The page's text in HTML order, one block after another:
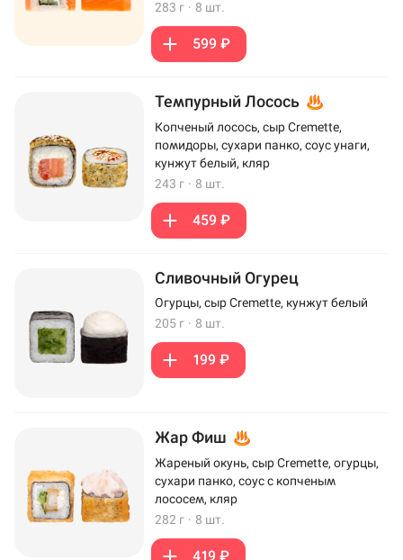
283 г · 8 шт.
599 ₽
Темпурный Лосось
Копченый лосось, сыр Cremette,
помидоры, сухари панко, соус унаги,
кунжут белый, кляр
243 г · 8 шт.
459 ₽
Сливочный Огурец
Огурцы, сыр Cremette, кунжут белый
205 г · 8 шт.
199 ₽
Жар Фиш
Жареный окунь, сыр Cremette, огурцы,
сухари панко, соус с копченым
лососем, кляр
282 г · 8 шт.
419 ₽